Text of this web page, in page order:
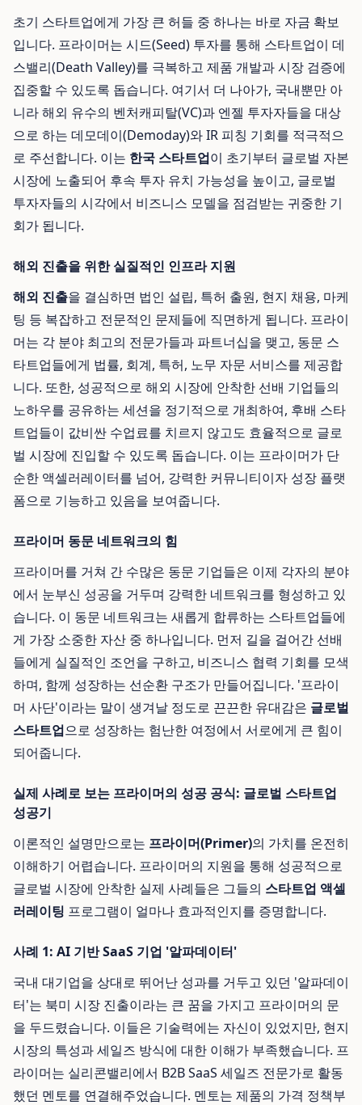
초기 스타트업에게 가장 큰 허들 중 하나는 바로 자금 확보
입니다. 프라이머는 시드(Seed) 투자를 통해 스타트업이 데
스밸리(Death Valley)를 극복하고 제품 개발과 시장 검증에
집중할 수 있도록 돕습니다. 여기서 더 나아가, 국내뿐만 아
니라 해외 유수의 벤처캐피탈(VC)과 엔젤 투자자들을 대상
으로 하는 데모데이(Demoday)와 IR 피칭 기회를 적극적으
로 주선합니다. 이는 한국 스타트업이 초기부터 글로벌 자본
시장에 노출되어 후속 투자 유치 가능성을 높이고, 글로벌
투자자들의 시각에서 비즈니스 모델을 점검받는 귀중한 기
회가 됩니다.
해외 진출을 위한 실질적인 인프라 지원
해외 진출을 결심하면 법인 설립, 특허 출원, 현지 채용, 마케
팅 등 복잡하고 전문적인 문제들에 직면하게 됩니다. 프라이
머는 각 분야 최고의 전문가들과 파트너십을 맺고, 동문 스
타트업들에게 법률, 회계, 특허, 노무 자문 서비스를 제공합
니다. 또한, 성공적으로 해외 시장에 안착한 선배 기업들의
노하우를 공유하는 세션을 정기적으로 개최하여, 후배 스타
트업들이 값비싼 수업료를 치르지 않고도 효율적으로 글로
벌 시장에 진입할 수 있도록 돕습니다. 이는 프라이머가 단
순한 액셀러레이터를 넘어, 강력한 커뮤니티이자 성장 플랫
폼으로 기능하고 있음을 보여줍니다.
프라이머 동문 네트워크의 힘
프라이머를 거쳐 간 수많은 동문 기업들은 이제 각자의 분야
에서 눈부신 성공을 거두며 강력한 네트워크를 형성하고 있
습니다. 이 동문 네트워크는 새롭게 합류하는 스타트업들에
게 가장 소중한 자산 중 하나입니다. 먼저 길을 걸어간 선배
들에게 실질적인 조언을 구하고, 비즈니스 협력 기회를 모색
하며, 함께 성장하는 선순환 구조가 만들어집니다. '프라이
머 사단'이라는 말이 생겨날 정도로 끈끈한 유대감은 글로벌
스타트업으로 성장하는 험난한 여정에서 서로에게 큰 힘이
되어줍니다.
실제 사례로 보는 프라이머의 성공 공식: 글로벌 스타트업
성공기
이론적인 설명만으로는 프라이머(Primer)의 가치를 온전히
이해하기 어렵습니다. 프라이머의 지원을 통해 성공적으로
글로벌 시장에 안착한 실제 사례들은 그들의 스타트업 액셀
러레이팅 프로그램이 얼마나 효과적인지를 증명합니다.
사례 1: AI 기반 SaaS 기업 '알파데이터'
국내 대기업을 상대로 뛰어난 성과를 거두고 있던 '알파데이
터'는 북미 시장 진출이라는 큰 꿈을 가지고 프라이머의 문
을 두드렸습니다. 이들은 기술력에는 자신이 있었지만, 현지
시장의 특성과 세일즈 방식에 대한 이해가 부족했습니다. 프
라이머는 실리콘밸리에서 B2B SaaS 세일즈 전문가로 활동
했던 멘토를 연결해주었습니다. 멘토는 제품의 가격 정책부